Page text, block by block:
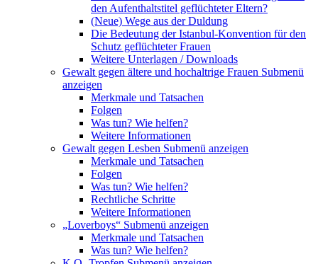
den Aufenthaltstitel geflüchteter Eltern?
(Neue) Wege aus der Duldung
Die Bedeutung der Istanbul-Konvention für den
Schutz geflüchteter Frauen
Weitere Unterlagen / Downloads
Gewalt gegen ältere und hochaltrige Frauen Submenü
anzeigen
Merkmale und Tatsachen
Folgen
Was tun? Wie helfen?
Weitere Informationen
Gewalt gegen Lesben Submenü anzeigen
Merkmale und Tatsachen
Folgen
Was tun? Wie helfen?
Rechtliche Schritte
Weitere Informationen
„Loverboys“ Submenü anzeigen
Merkmale und Tatsachen
Was tun? Wie helfen?